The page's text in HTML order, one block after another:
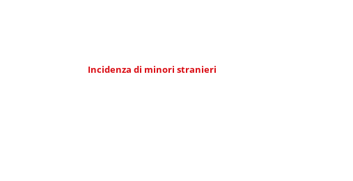
Incidenza di minori stranieri